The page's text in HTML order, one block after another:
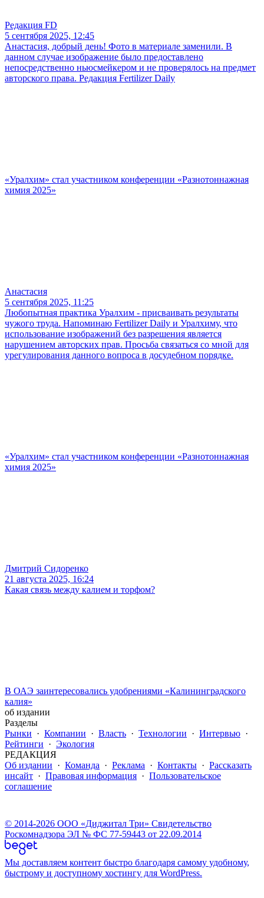
Редакция FD
5 сентября 2025, 12:45
Анастасия, добрый день! Фото в материале заменили. В
данном случае изображение было предоставлено
непосредственно ньюсмейкером и не проверялось на предмет
авторского права. Редакция Fertilizer Daily
«Уралхим» стал участником конференции «Разнотоннажная
химия 2025»
Анастасия
5 сентября 2025, 11:25
Любопытная практика Уралхим - присваивать результаты
чужого труда. Напоминаю Fertilizer Daily и Уралхиму, что
использование изображений без разрешения является
нарушением авторских прав. Просьба связаться со мной для
урегулирования данного вопроса в досудебном порядке.
«Уралхим» стал участником конференции «Разнотоннажная
химия 2025»
Дмитрий Сидоренко
21 августа 2025, 16:24
Какая связь между калием и торфом?
В ОАЭ заинтересовались удобрениями «Калининградского
калия»
об издании
Разделы
Рынки · Компании · Власть · Технологии · Интервью ·
Рейтинги · Экология
РЕДАКЦИЯ
Об издании · Команда · Реклама · Контакты · Рассказать
инсайт · Правовая информация · Пользовательское
соглашение
© 2014-2026 ООО «Диджитал Три» Свидетельство
Роскомнадзора ЭЛ № ФС 77-59443 от 22.09.2014
Мы доставляем контент быстро благодаря самому удобному,
быстрому и доступному хостингу для WordPress.